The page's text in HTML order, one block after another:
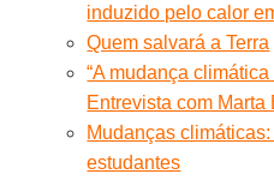
induzido pelo calor
Quem salvará a Terra
“A mudança
Entrevista com Marta
Mudanças
estudantes